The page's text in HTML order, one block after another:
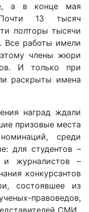
а в конце мая
Почти 13 тысяч
полторы тысячи
Все работы имели
члены жюри
И только при
раскрыты имена
наград ждали
призовые места
среди
для студентов –
и журналистов –
конкурсантов
состоявшее из
правоведов,
СМИ.